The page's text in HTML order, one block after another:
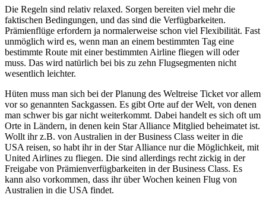
Die Regeln sind relativ relaxed. Sorgen bereiten viel mehr die
faktischen Bedingungen, und das sind die Verfügbarkeiten.
Prämienflüge erfordern ja normalerweise schon viel Flexibilität. Fast
unmöglich wird es, wenn man an einem bestimmten Tag eine
bestimmte Route mit einer bestimmten Airline fliegen will oder
muss. Das wird natürlich bei bis zu zehn Flugsegmenten nicht
wesentlich leichter.
Hüten muss man sich bei der Planung des Weltreise Ticket vor allem
vor so genannten Sackgassen. Es gibt Orte auf der Welt, von denen
man schwer bis gar nicht weiterkommt. Dabei handelt es sich oft um
Orte in Ländern, in denen kein Star Alliance Mitglied beheimatet ist.
Wollt ihr z.B. von Australien in der Business Class weiter in die
USA reisen, so habt ihr in der Star Alliance nur die Möglichkeit, mit
United Airlines zu fliegen. Die sind allerdings recht zickig in der
Freigabe von Prämienverfügbarkeiten in der Business Class. Es
kann also vorkommen, dass ihr über Wochen keinen Flug von
Australien in die USA findet.